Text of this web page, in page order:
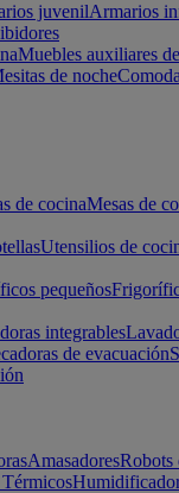
juvenilArmarios
Muebles auxiliares
de noche
de cocinaMesas de
Utensilios de
pequeños
integrables
de evacuación
AmasadoresRobots